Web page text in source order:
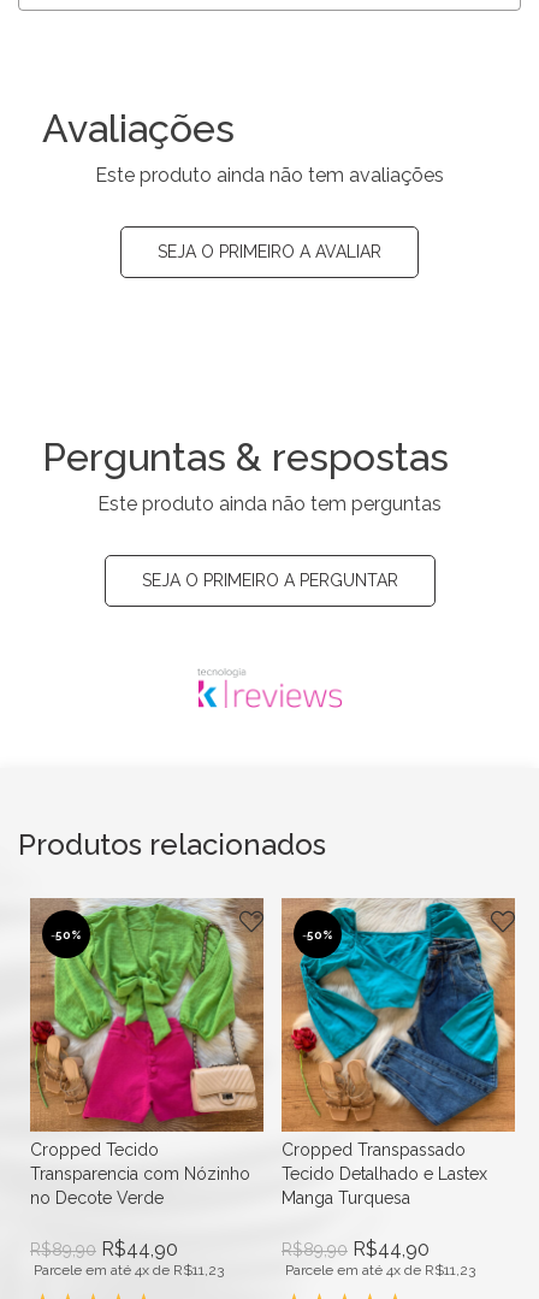
Avaliações
Este produto ainda não tem avaliações
SEJA O PRIMEIRO A AVALIAR
Perguntas & respostas
Este produto ainda não tem perguntas
SEJA O PRIMEIRO A PERGUNTAR
Produtos relacionados
-50%
Cropped Tecido
Transparencia com Nózinho
no Decote Verde
R$89,90 R$44,90
Parcele em até 4x de R$11,23
-50%
Cropped Transpassado
Tecido Detalhado e Lastex
Manga Turquesa
R$89,90 R$44,90
Parcele em até 4x de R$11,23